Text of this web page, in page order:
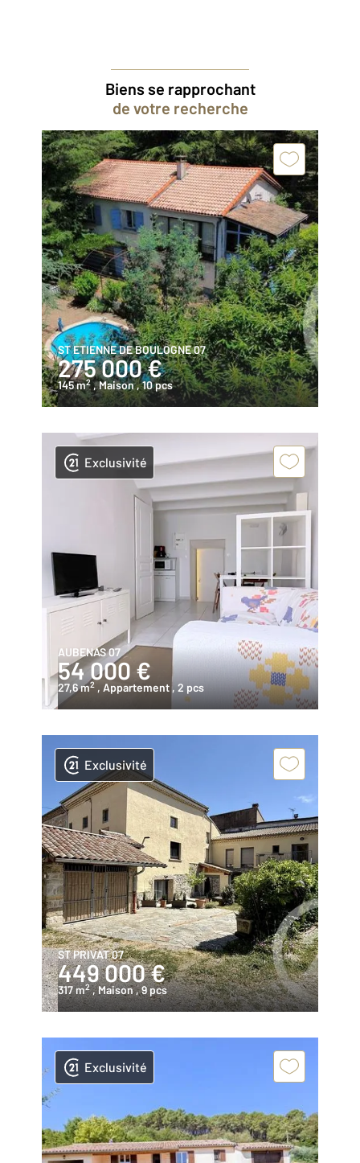
Biens se rapprochant
de votre recherche
ST ETIENNE DE BOULOGNE 07
275 000 €
145 m2 , Maison, 10 pcs
Exclusivité
AUBENAS 07
54 000 €
27,6 m2 , Appartement , 2 pcs
Exclusivité
ST PRIVAT 07
449 000 €
317 m2 , Maison, 9 pcs
Exclusivité